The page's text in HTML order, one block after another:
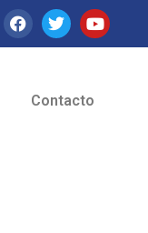
Contacto